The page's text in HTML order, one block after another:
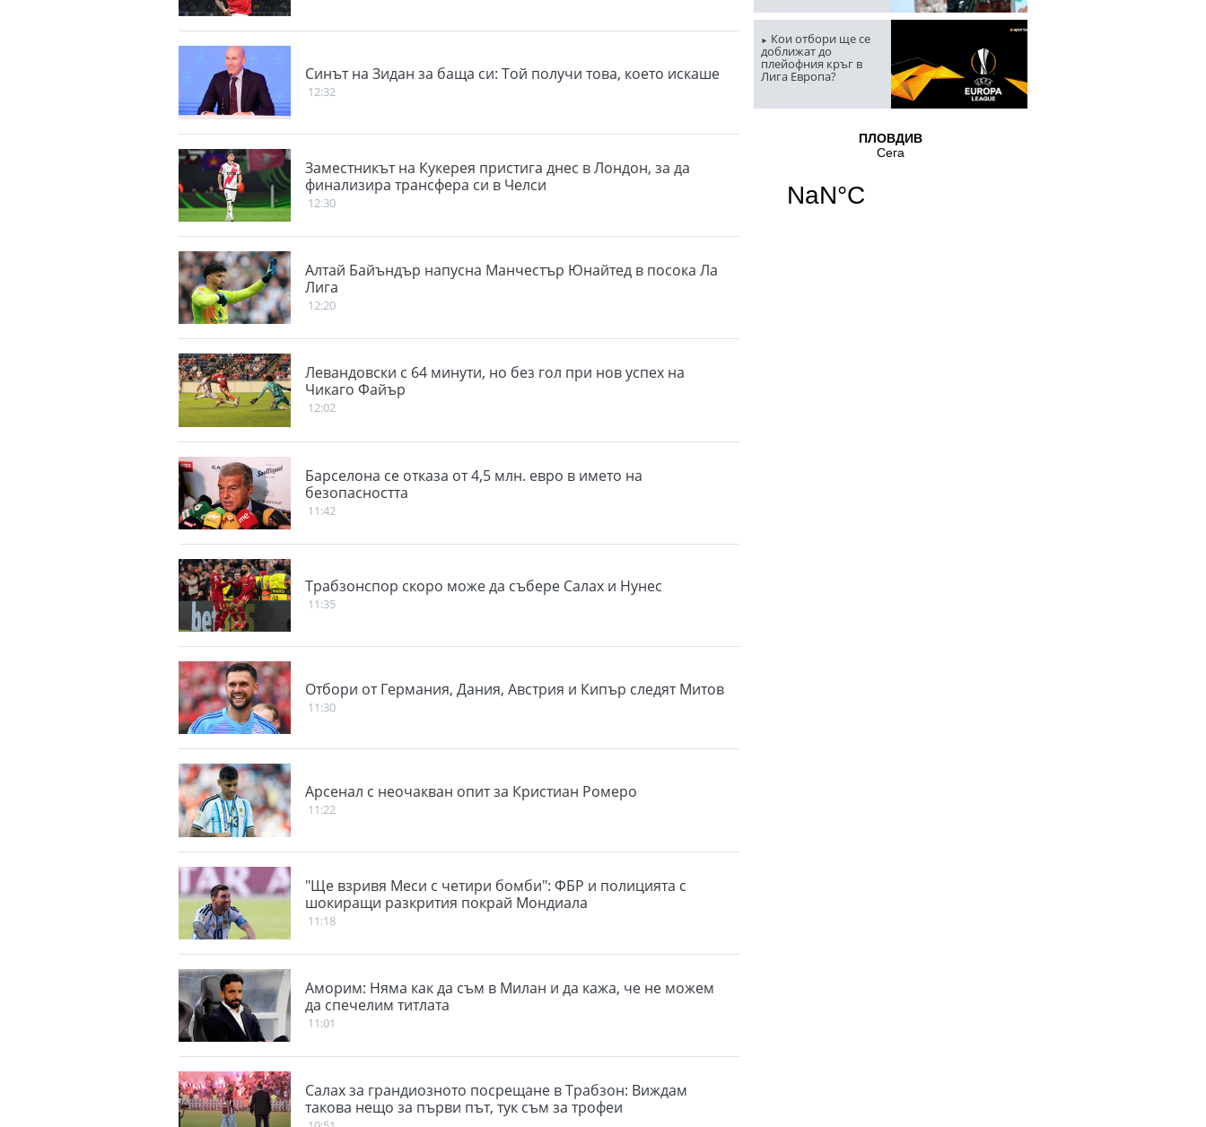
Синът на Зидан за баща си: Той получи това, което искаше
12:32
Заместникът на Кукерея пристига днес в Лондон, за да
финализира трансфера си в Челси
12:30
Алтай Байъндър напусна Манчестър Юнайтед в посока Ла
Лига
12:20
Левандовски с 64 минути, но без гол при нов успех на
Чикаго Файър
12:02
Барселона се отказа от 4,5 млн. евро в името на
безопасността
11:42
Трабзонспор скоро може да събере Салах и Нунес
11:35
Отбори от Германия, Дания, Австрия и Кипър следят Митов
11:30
Aрсенал с неочакван опит за Кристиан Ромеро
11:22
"Ще взривя Меси с четири бомби": ФБР и полицията с
шокиращи разкрития покрай Мондиала
11:18
Аморим: Няма как да съм в Милан и да кажа, че не можем
да спечелим титлата
11:01
Салах за грандиозното посрещане в Трабзон: Виждам
такова нещо за първи път, тук съм за трофеи
Кои отбори ще се
доближат до
плейофния кръг в
Лига Европа?